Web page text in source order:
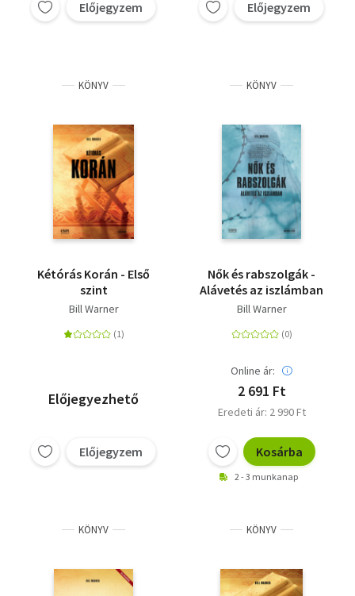
Előjegyzem Előjegyzem
KÖNYV
Kétórás Korán - Első
szint
Bill Warner
Előjegyezhető
Előjegyzem
KÖNYV
Nők és rabszolgák -
Alávetés az iszlámban
Bill Warner
Online ár:
2 691 Ft
Eredeti ár: 2 990 Ft
Kosárba
2 - 3 munkanap
KÖNYV KÖNYV